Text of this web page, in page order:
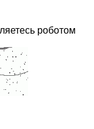
роботом